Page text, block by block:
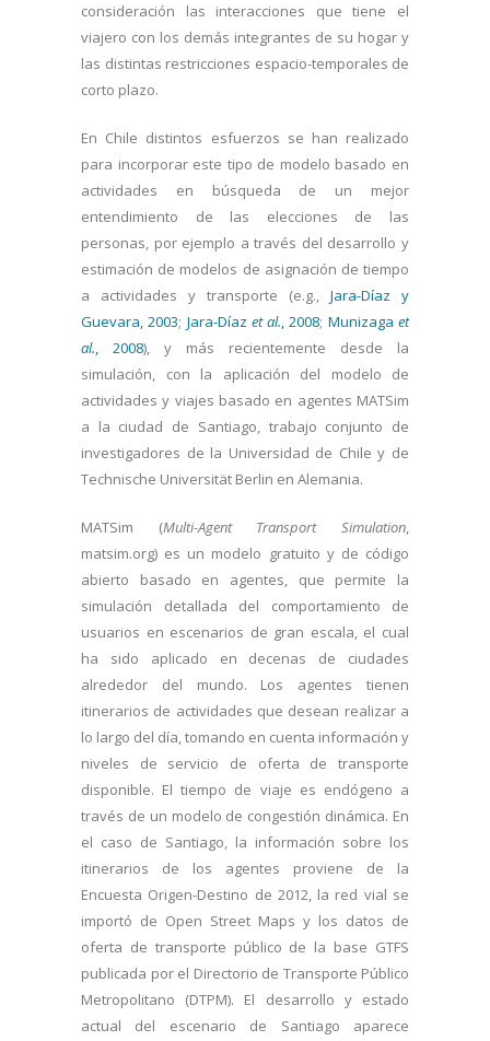
consideración las interacciones que tiene el
viajero con los demás integrantes de su hogar y
las distintas restricciones espacio-temporales de
corto plazo.
En Chile distintos esfuerzos se han realizado
para incorporar este tipo de modelo basado en
actividades en búsqueda de un mejor
entendimiento de las elecciones de las
personas, por ejemplo a través del desarrollo y
estimación de modelos de asignación de tiempo
a actividades y transporte (e.g., Jara-Díaz y
Guevara, 2003; Jara-Díaz et al., 2008; Munizaga et
al., 2008), y más recientemente desde la
simulación, con la aplicación del modelo de
actividades y viajes basado en agentes MATSim
a la ciudad de Santiago, trabajo conjunto de
investigadores de la Universidad de Chile y de
Technische Universität Berlin en Alemania.
MATSim (Multi-Agent Transport Simulation,
matsim.org) es un modelo gratuito y de código
abierto basado en agentes, que permite la
simulación detallada del comportamiento de
usuarios en escenarios de gran escala, el cual
ha sido aplicado en decenas de ciudades
alrededor del mundo. Los agentes tienen
itinerarios de actividades que desean realizar a
lo largo del día, tomando en cuenta información y
niveles de servicio de oferta de transporte
disponible. El tiempo de viaje es endógeno a
través de un modelo de congestión dinámica. En
el caso de Santiago, la información sobre los
itinerarios de los agentes proviene de la
Encuesta Origen-Destino de 2012, la red vial se
importó de Open Street Maps y los datos de
oferta de transporte público de la base GTFS
publicada por el Directorio de Transporte Público
Metropolitano (DTPM). El desarrollo y estado
actual del escenario de Santiago aparece